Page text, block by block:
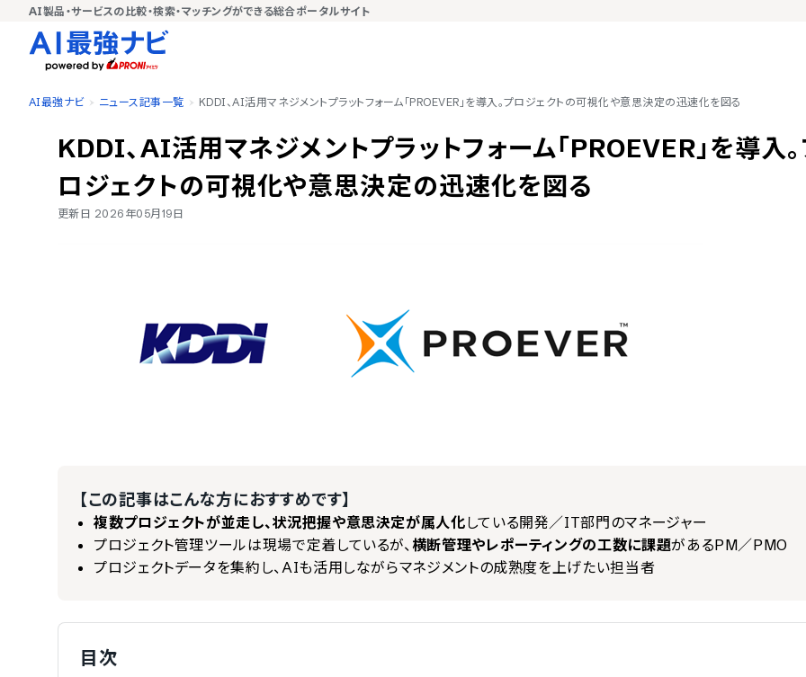
AI製品・サービスの比較・検索・マッチングができる総合ポータルサイト
AI最強ナビ ニュース記事一覧 KDDI、AI活用マネジメントプラットフォーム「PROEVER」を導入。プロジェクトの可視化や意思決定の迅速化を図る
KDDI、AI活用マネジメントプラットフォーム「PROEVER」を導入
ロジェクトの可視化や意思決定の迅速化を図る
更新日 2026年05月19日
【この記事はこんな方におすすめです】
複数プロジェクトが並走し、状況把握や意思決定が属人化している開発／IT部門のマネージャー
プロジェクト管理ツールは現場で定着しているが、横断管理やレポーティングの工数に課題があるPM／PMO
プロジェクトデータを集約し、AIも活用しながらマネジメントの成熟度を上げたい担当者
目次